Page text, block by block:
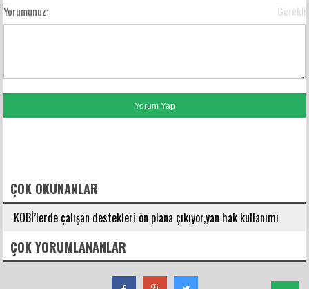
Yorumunuz: Gerekli
ÇOK OKUNANLAR
KOBİ’lerde çalışan destekleri ön plana çıkıyor,yan hak kullanımı
çeşitleniyor.
ÇOK YORUMLANANLAR